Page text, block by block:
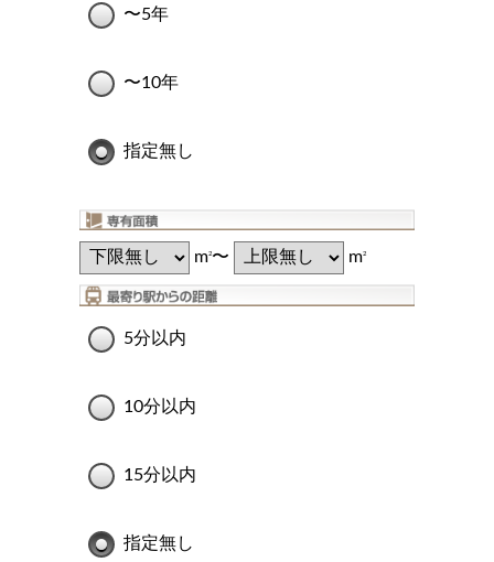
〜5年
〜10年
指定無し
m2〜 m2
5分以内
10分以内
15分以内
指定無し